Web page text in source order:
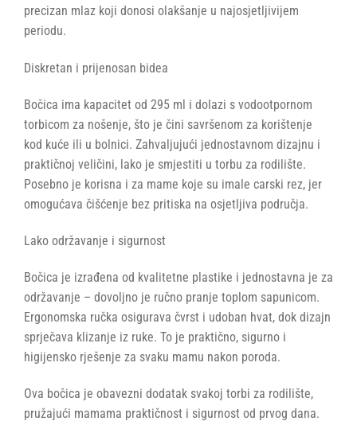
precizan mlaz koji donosi olakšanje u najosjetljivijem
periodu.
Diskretan i prijenosan bidea
Bočica ima kapacitet od 295 ml i dolazi s vodootpornom
torbicom za nošenje, što je čini savršenom za korištenje
kod kuće ili u bolnici. Zahvaljujući jednostavnom dizajnu i
praktičnoj veličini, lako je smjestiti u torbu za rodilište.
Posebno je korisna i za mame koje su imale carski rez, jer
omogućava čišćenje bez pritiska na osjetljiva područja.
Lako održavanje i sigurnost
Bočica je izrađena od kvalitetne plastike i jednostavna je za
održavanje – dovoljno je ručno pranje toplom sapunicom.
Ergonomska ručka osigurava čvrst i udoban hvat, dok dizajn
sprječava klizanje iz ruke. To je praktično, sigurno i
higijensko rješenje za svaku mamu nakon poroda.
Ova bočica je obavezni dodatak svakoj torbi za rodilište,
pružajući mamama praktičnost i sigurnost od prvog dana.